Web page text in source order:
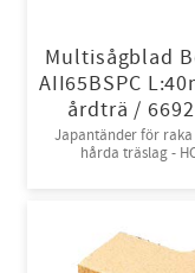
Multisågblad
AII65BSPC
årdträ /
Japantänder för
hårda träslag -